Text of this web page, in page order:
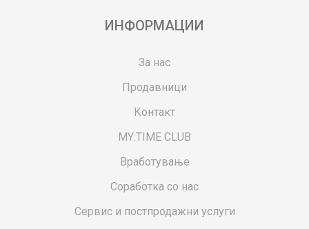
ИНФОРМАЦИИ
За нас
Продавници
Контакт
MY:TIME CLUB
Вработување
Соработка со нас
Сервис и постпродажни услуги